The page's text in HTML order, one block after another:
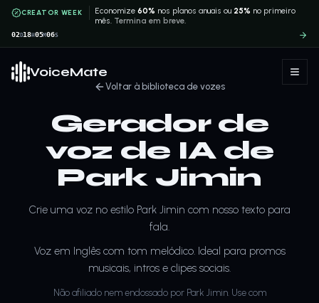
CREATOR WEEK Economize60% nos planos anuais ou 25% no primeiro
mês. Termina em breve.
02D18H 05M06S
VoiceMate
Voltar à biblioteca de vozes
Gerador de
voz de IA de
Park Jimin
Crie uma voz no estilo Park Jimin com nosso texto para
fala.
Voz em Inglês com tom melódico. Ideal para promos
musicais, intros e clipes sociais.
Não afiliado nem endossado por Park Jimin. Use com